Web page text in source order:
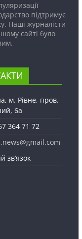
підтримує
Наші журналісти
сайті було
м. Рівне, пров.
6а
364 71 72
зв’язок